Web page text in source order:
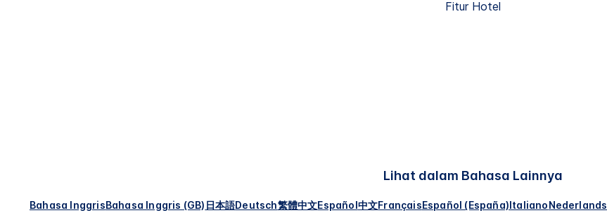
Fitur Hotel
Lihat dalam Bahasa Lainnya
Bahasa InggrisBahasa Inggris (GB) 日本語Deutsch繁體中文Español中文FrançaisEspañol (España)ItalianoNederlands